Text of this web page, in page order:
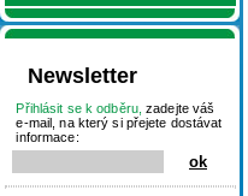
Newsletter
Přihlásit se k odběru, zadejte váš
e-mail, na který si přejete dostávat
informace: